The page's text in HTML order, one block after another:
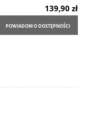
139,90 zł
POWIADOM O DOSTĘPNOŚCI